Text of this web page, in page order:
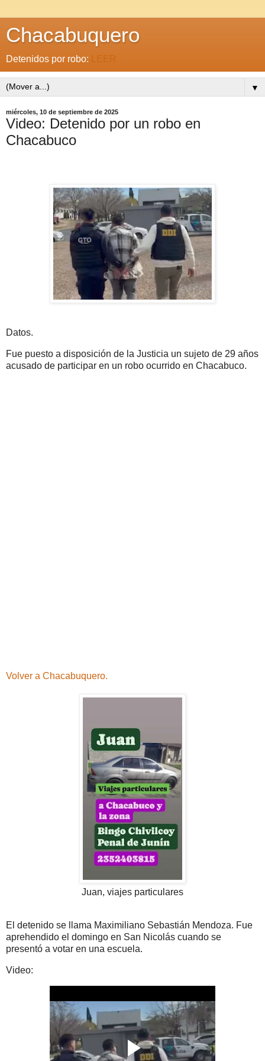
Chacabuquero
Detenidos por robo: LEER
▼
miércoles, 10 de septiembre de 2025
Video: Detenido por un robo en
Chacabuco
Datos.
Fue puesto a disposición de la Justicia un sujeto de 29 años
acusado de participar en un robo ocurrido en Chacabuco.
Volver a Chacabuquero.
Juan, viajes particulares
El detenido se llama Maximiliano Sebastián Mendoza. Fue
aprehendido el domingo en San Nicolás cuando se
presentó a votar en una escuela.
Video: